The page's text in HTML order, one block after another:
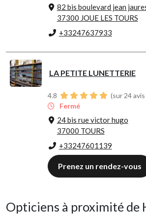
82 bis boulevard jean
37300 JOUE LES TOURS
+33247637933
LA PETITE LUNETTERIE
4.8
(sur 24
Fermé
24 bis rue victor hugo
37000 TOURS
+33247601139
Prenez un rendez-vous
Opticiens à proximité de